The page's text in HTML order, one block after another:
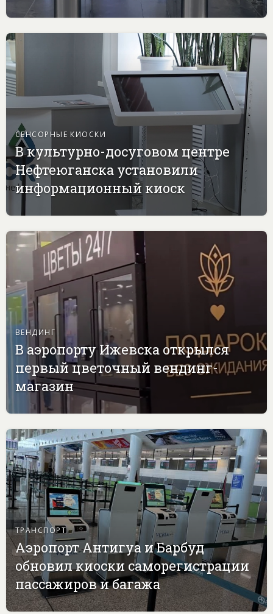
СЕНСОРНЫЕ КИОСКИ
В культурно-досуговом центре
Нефтеюганска установили
информационный киоск
ВЕНДИНГ
В аэропорту Ижевска открылся
первый цветочный вендинг-
магазин
ТРАНСПОРТ
Аэропорт Антигуа и Барбуд
обновил киоски саморегистрации
пассажиров и багажа